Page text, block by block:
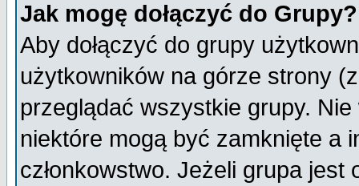
Jak mogę dołączyć do Grupy?
Aby dołączyć do grupy
użytkowników na górze strony
przeglądać wszystkie grupy.
niektóre mogą być zamknięte a
członkowstwo. Jeżeli grupa